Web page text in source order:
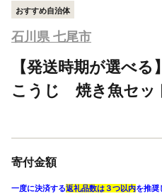
おすすめ自治体
石川県 七尾市
【発送時期が選べ
こうじ 焼き魚セッ
寄付金額
一度に決済する返礼品数は３つ以内を推奨